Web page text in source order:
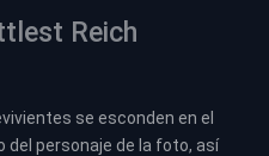
Reich
se esconden en el
del personaje de la foto, así